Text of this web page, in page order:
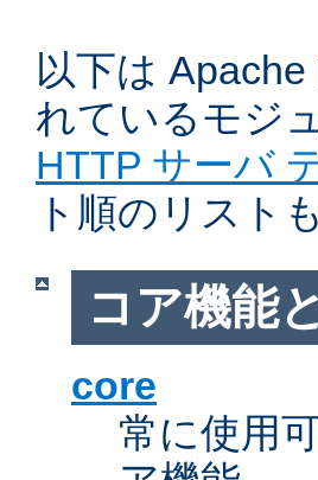
以下は
れているモジ
HTTP サーバ
ト順のリスト
コア機能
core
常に使用